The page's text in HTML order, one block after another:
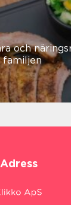
och
familjen
Adress